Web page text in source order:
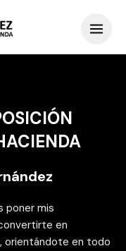
poner mis
en
, orientándote en todo